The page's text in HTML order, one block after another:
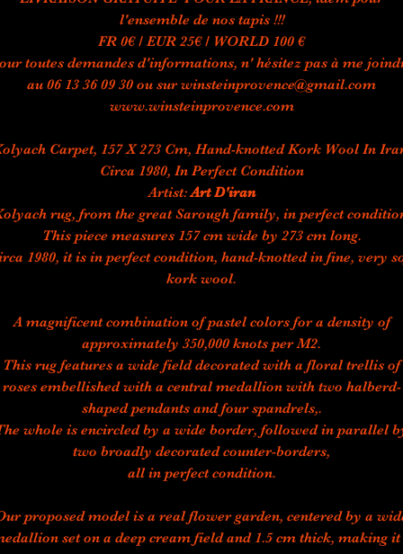
l'ensemble de nos tapis !!!
FR 0€ / EUR 25€ / WORLD 100 €
toutes demandes d'informations, n' hésitez pas à me
au 06 13 36 09 30 ou sur winsteinprovence@gmail.com
www.winsteinprovence.com
Carpet, 157 X 273 Cm, Hand-knotted Kork Wool In
Circa 1980, In Perfect Condition
Artist:Art D'iran
rug, from the great Sarough family, in perfect
This piece measures 157 cm wide by 273 cm long.
1980, it is in perfect condition, hand-knotted in fine, very
kork wool.
A magnificent combination of pastel colors for a density of
approximately 350,000 knots per M2.
This rug features a wide field decorated with a floral trellis of
roses embellished with a central medallion with two halberd-
shaped pendants and four spandrels,.
whole is encircled by a wide border, followed in parallel
two broadly decorated counter-borders,
all in perfect condition.
proposed model is a real flower garden, centered by a
set on a deep cream field and 1.5 cm thick, making it